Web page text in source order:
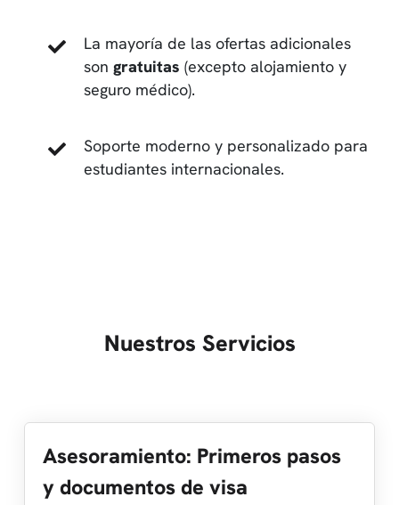
La mayoría de las ofertas adicionales
son gratuitas (excepto alojamiento y
seguro médico).
Soporte moderno y personalizado para
estudiantes internacionales.
Nuestros Servicios
Asesoramiento: Primeros pasos
y documentos de visa